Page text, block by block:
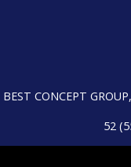
BEST CONCEPT
52